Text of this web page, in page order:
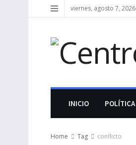
viernes, agosto 7, 2026
INICIO POLÍTICA
Home Tag conflicto